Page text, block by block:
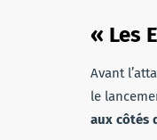
« Les
Avant
le
aux côtés